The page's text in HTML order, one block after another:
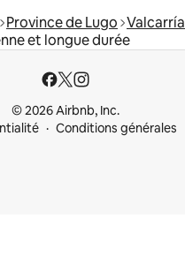
Province de Lugo Valcarría
et longue durée
© 2026 Airbnb, Inc.
Conditions générales